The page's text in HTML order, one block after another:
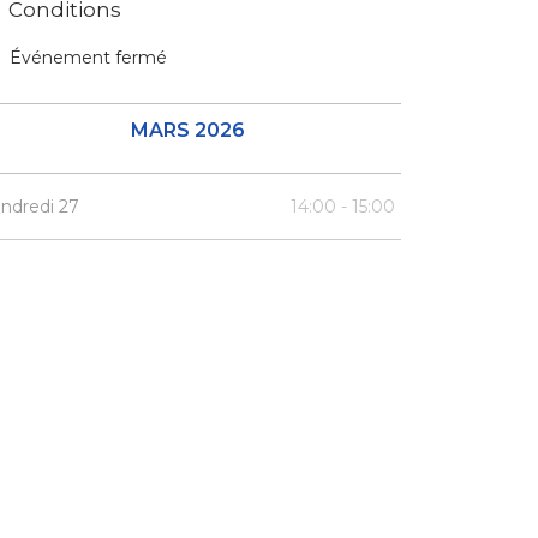
Conditions
Événement fermé
MARS 2026
27 14:00 - 15:00